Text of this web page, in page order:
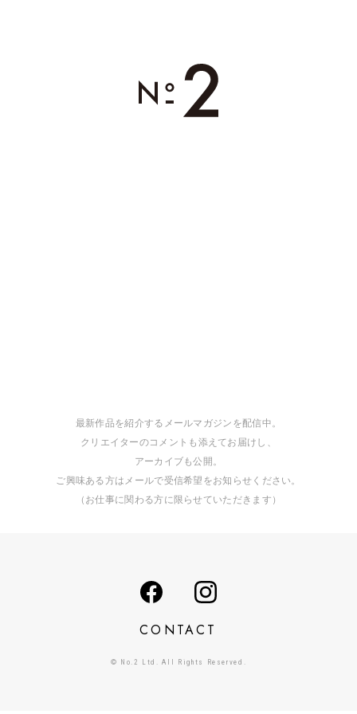
最新作品を紹介するメールマガジンを配信中。
クリエイターのコメントも添えてお届けし、
アーカイブも公開。
ご興味ある方はメールで受信希望をお知らせください。
（お仕事に関わる方に限らせていただきます）
CONTACT
© No.2 Ltd. All Rights Reserved.